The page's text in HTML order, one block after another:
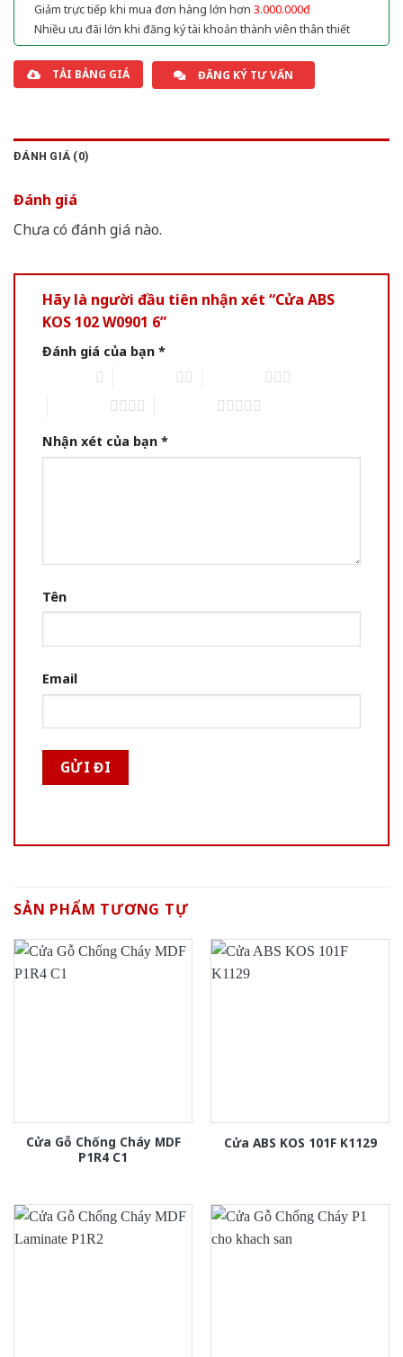
Giảm trực tiếp khi mua đơn hàng lớn hơn 3.000.000đ
Nhiều ưu đãi lớn khi đăng ký tài khoản thành viên thân thiết
TẢI BẢNG GIÁ ĐĂNG KÝ TƯ VẤN
ĐÁNH GIÁ (0)
Đánh giá
Chưa có đánh giá nào.
Hãy là người đầu tiên nhận xét “Cửa ABS
KOS 102 W0901 6”
Đánh giá của bạn *
Nhận xét của bạn *
Tên
Email
SẢN PHẨM TƯƠNG TỰ
Cửa Gỗ Chống Cháy MDF
P1R4 C1
Cửa ABS KOS 101F K1129